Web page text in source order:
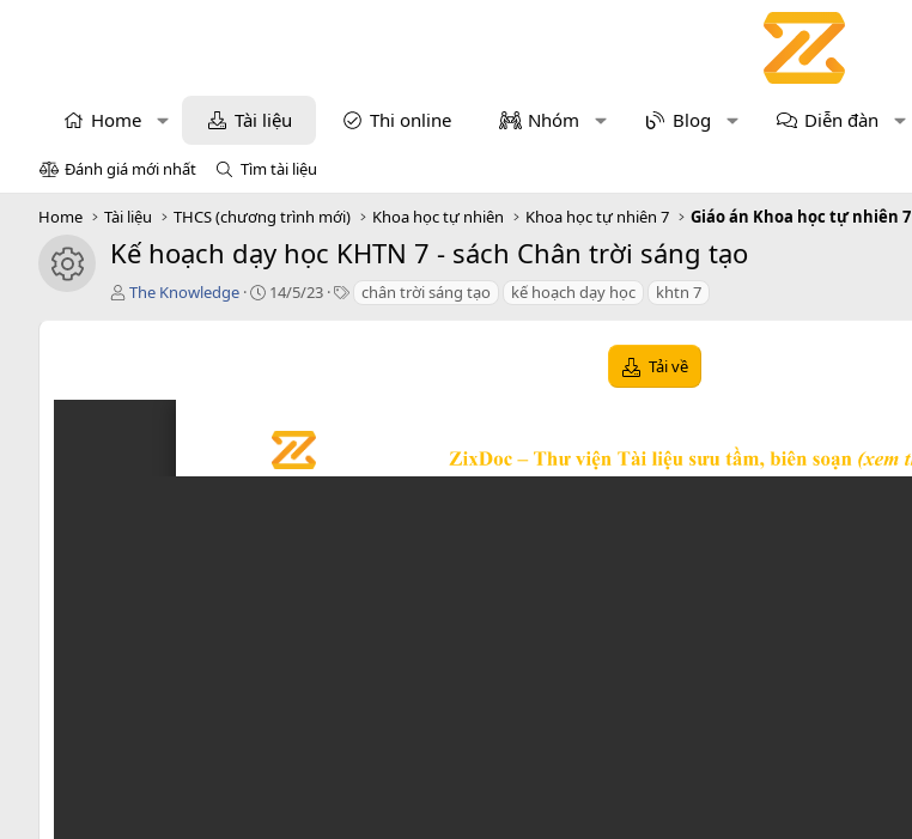
Home Tài liệu Thi online Nhóm Blog Diễn đàn
Đánh giá mới nhất Tìm tài liệu
Home Tài liệu THCS (chương trình mới) Khoa học tự nhiên Khoa học tự nhiên 7 Giáo án Khoa học tự nhiên 7
icon tài liệu
Kế hoạch dạy học KHTN 7 - sách Chân trời sáng tạo
T
ả
The Knowledge
C
n
d
14/5/23
T chân trời sáng tạo kế hoạch dạy học khtn 7
Tải về